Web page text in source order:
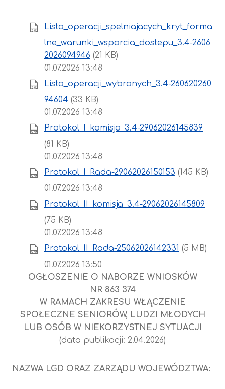
Lista_operacji_spelniajacych_kryt_forma
lne_warunki_wsparcia_dostepu_3.4-2606
2026094946 (21 KB)
01.07.2026 13:48
Lista_operacji_wybranych_3.4-260620260
94604 (33 KB)
01.07.2026 13:48
Protokol_I_komisja_3.4-29062026145839
(81 KB)
01.07.2026 13:48
Protokol_I_Rada-29062026150153 (145 KB)
01.07.2026 13:48
Protokol_II_komisja_3.4-29062026145809
(75 KB)
01.07.2026 13:48
Protokol_II_Rada-25062026142331 (5 MB)
01.07.2026 13:50
OGŁOSZENIE O NABORZE WNIOSKÓW
NR 863 374
W RAMACH ZAKRESU WŁĄCZENIE
SPOŁECZNE SENIORÓW, LUDZI MŁODYCH
LUB OSÓB W NIEKORZYSTNEJ SYTUACJI
(data publikacji: 2.04.2026)
NAZWA LGD ORAZ ZARZĄDU WOJEWÓDZTWA: